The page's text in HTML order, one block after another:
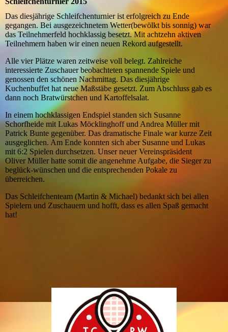
Das diesjährige Schleifchenturnier ist erfolgreich zu Ende
gegangen. Bei ausgezeichnetem Wetter(bewölkt bis sonnig) war
das Teilnehmerfeld hochklassig besetzt. Mit achtzehn aktiven
Teilnehmern haben wir einen neuen Rekord aufgestellt.
Alle vier Plätze waren zeitweise voll belegt. Zahlreiche
interessierte Zuschauer beobachteten spannende Spiele und
genossen den schönen Nachmittag. Das diesjährige
Kuchenbuffet hat neue Maßstäbe gesetzt. Zum Abschluss gab es
dann noch Bratwürstchen und Kartoffelsalat.
In einem hochklassigen Endspiel standen sich Susanne
Schorfheide mit Lukas Möcklinghoff und Andrea Müller mit
Patrick Bunte gegenüber. Das dramatische Finale war kurze Zeit
ausgeglichen. Am Ende konnten sich aber Susanne und Lukas
mit 6:2 Spielen durchsetzen. Unser neuer Vereinspräsident
Oliver Müller hatte somit die angenehme Aufgabe, die Sieger zu
beglück-wünschen und die entsprechenden Pokale zu
überreichen.
Das Schleifchenteam (Martin & Michael) bedankt sich bei allen
Spielern und Zuschauern und hofft, dass es allen Spaß gemacht
hat!